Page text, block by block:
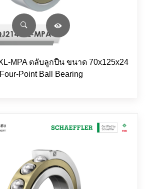
MPA ตลับลูกปืน ขนาด 70x125x24
Four-Point Ball Bearing